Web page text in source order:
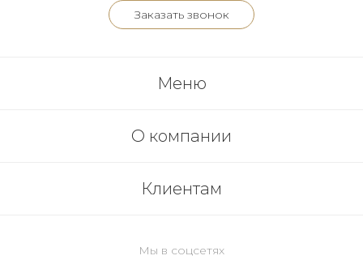
Заказать звонок
Меню
О компании
Клиентам
Мы в соцсетях